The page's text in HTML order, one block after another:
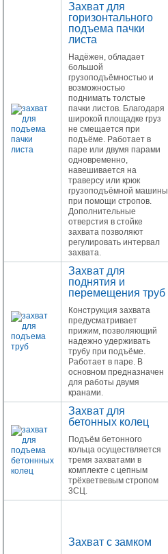
Захват для
горизонтального
подъема пачки
листа
Надёжен, обладает
большой
грузоподъёмностью и
возможностью
поднимать толстые
пачки листов. Благодаря
широкой площадке груз
не смещается при
подъёме. Работает в
паре или двумя парами
одновременно,
навешивается на
траверсу или крюк
грузоподъёмной машины
при помощи стропов.
Дополнительные
отверстия в стойке
захвата позволяют
регулировать интервал
захвата.
Захват для
поднятия и
перемещения труб
Конструкция захвата
предусматривает
прижим, позволяющий
надежно удерживать
трубу при подъёме.
Работает в паре. В
основном предназначен
для работы двумя
кранами.
Захват для
бетонных колец
Подъём бетонного
кольца осуществляется
тремя захватами в
комплекте с цепным
трёхветвевым стропом
3СЦ.
Захват с замком